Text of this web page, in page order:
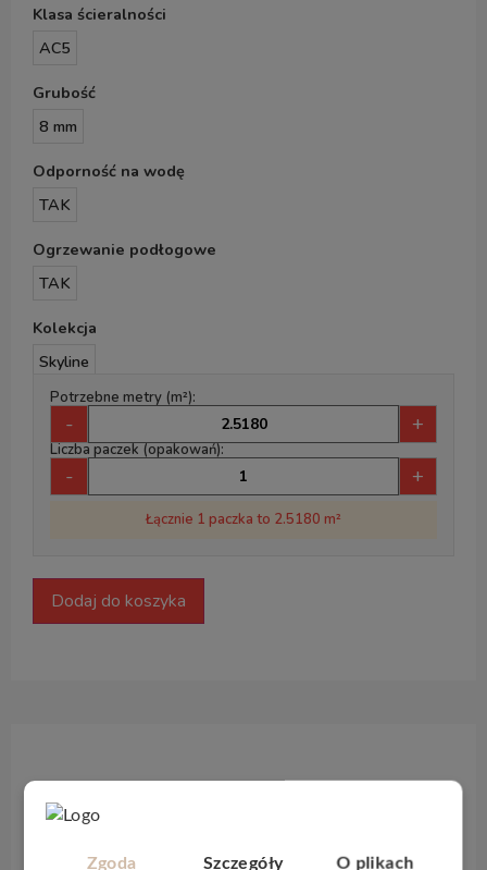
Klasa ścieralności
AC5
Grubość
8 mm
Odporność na wodę
TAK
Ogrzewanie podłogowe
TAK
Kolekcja
Skyline
Potrzebne metry (m²):
- +
Liczba paczek (opakowań):
- +
Łącznie 1 paczka to 2.5180 m²
Dodaj do koszyka
Opis produktu
kolekcja wodoodpornych paneli podłogowych.
Zgoda Szczegóły
O plikach